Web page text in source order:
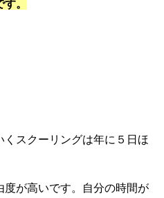
。
スクーリングは年に５日ほ
が高いです。
自分の時間が